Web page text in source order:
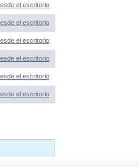
el escritorio
el escritorio
el escritorio
el escritorio
el escritorio
el escritorio